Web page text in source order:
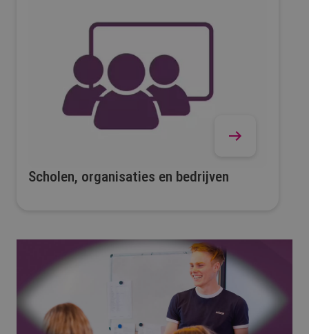
Scholen, organisaties en bedrijven